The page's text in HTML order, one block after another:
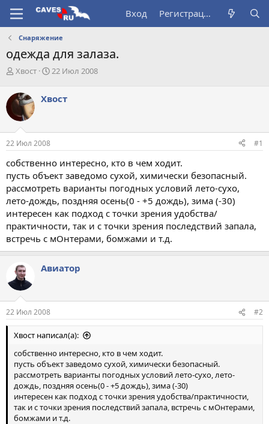
Вход Регистрация
Снаряжение
одежда для залаза.
А
т
о
р
т
е
м
ы
Хвост
Д
а
ч
а
22 Июл 2008
Хвост
22 Июл 2008 #1
собственно интересно, кто в чем ходит.
пусть объект заведомо сухой, химически безопасный.
рассмотреть варианты погодных условий лето-сухо,
лето-дождь, поздняя осень(0 - +5 дождь), зима (-30)
интересен как подход с точки зрения удобства/
практичности, так и с точки зрения последствий запала,
встречь с мОнтерами, бомжами и т.д.
Авиатор
22 Июл 2008 #2
Хвост написал(а):
собственно интересно, кто в чем ходит.
пусть объект заведомо сухой, химически безопасный.
рассмотреть варианты погодных условий лето-сухо, лето-
дождь, поздняя осень(0 - +5 дождь), зима (-30)
интересен как подход с точки зрения удобства/практичности,
так и с точки зрения последствий запала, встречь с мОнтерами,
бомжами и т.д.